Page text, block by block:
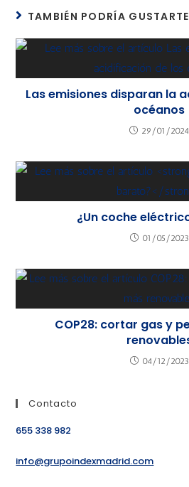
TAMBIÉN PODRÍA GUSTARTE
Las emisiones disparan la
océanos
29/01/2024
¿Un coche
01/05/2023
COP28: cortar gas y
04/12/2023
Contacto
655 338 982
info@grupoindexmadrid.com